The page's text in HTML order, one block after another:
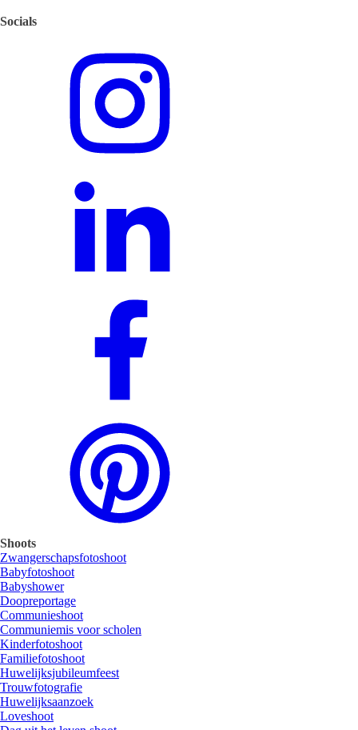
Socials
Shoots
Zwangerschapsfotoshoot
Babyfotoshoot
Babyshower
Doopreportage
Communieshoot
Communiemis voor scholen
Kinderfotoshoot
Familiefotoshoot
Huwelijksjubileumfeest
Trouwfotografie
Huwelijksaanzoek
Loveshoot